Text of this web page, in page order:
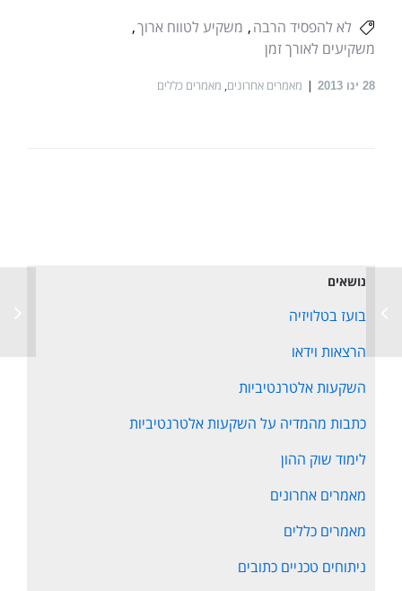
לא להפסיד הרבה משקיע לטווח ארוך
משקיעים לאורך זמן
28 ינו 2013 מאמרים אחרונים, מאמרים כללים
נושאים
בועז בטלויזיה
הרצאות וידאו
השקעות אלטרנטיביות
כתבות מהמדיה על השקעות אלטרנטיביות
לימוד שוק ההון
מאמרים אחרונים
מאמרים כללים
ניתוחים טכניים כתובים